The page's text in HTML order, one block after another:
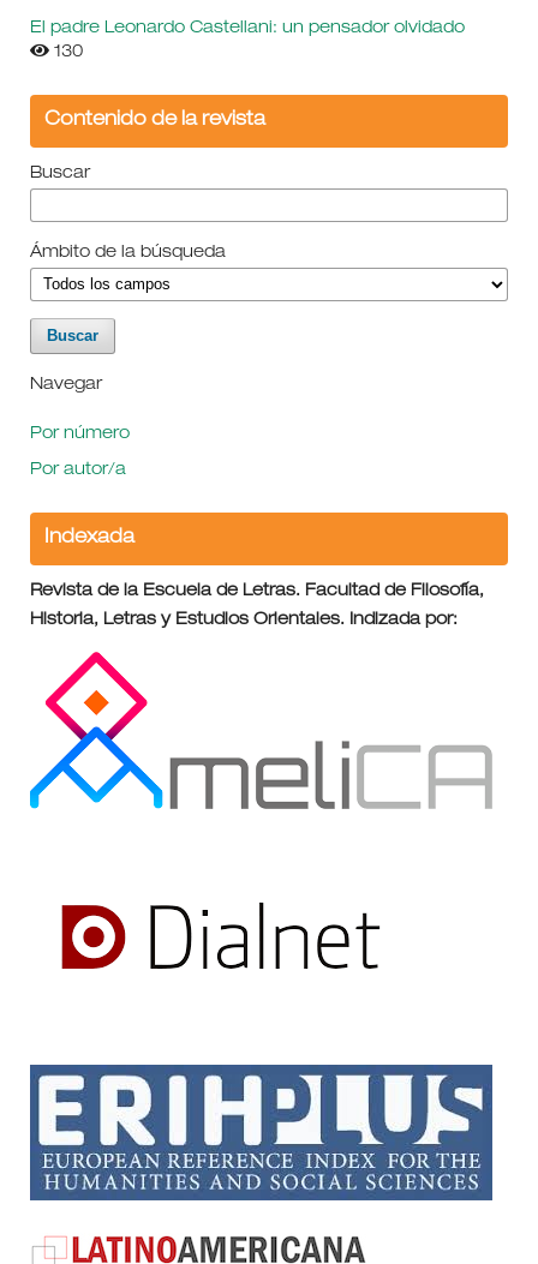
El padre Leonardo Castellani: un pensador olvidado
130
Contenido de la revista
Buscar
Ámbito de la búsqueda
Navegar
Por número
Por autor/a
Indexada
Revista de la Escuela de Letras. Facultad de Filosofía,
Historia, Letras y Estudios Orientales. Indizada por: